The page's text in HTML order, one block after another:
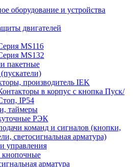
оборудование и устройства
двигателей
MS116
MS132
пакетные
производитель IEK
в корпус с кнопка Пуск/
IP54
таймеры
РЭК
команд и сигналов (кнопки,
светосигнальная арматура)
управления
арматура